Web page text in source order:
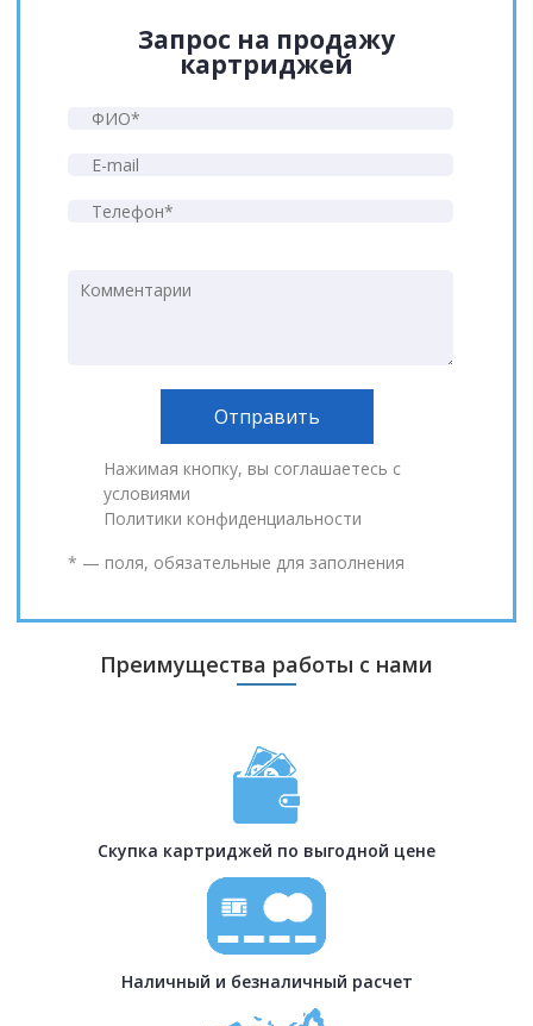
Запрос на продажу
картриджей
Нажимая кнопку, вы соглашаетесь с
условиями
Политики конфиденциальности
* — поля, обязательные для заполнения
Преимущества работы с нами
Скупка картриджей по выгодной цене
Наличный и безналичный расчет